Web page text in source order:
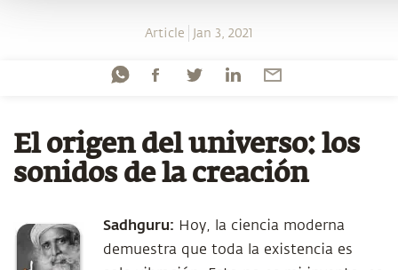
Article Jan 3, 2021
El origen del universo: los
sonidos de la creación
Sadhguru: Hoy, la ciencia moderna
demuestra que toda la existencia es